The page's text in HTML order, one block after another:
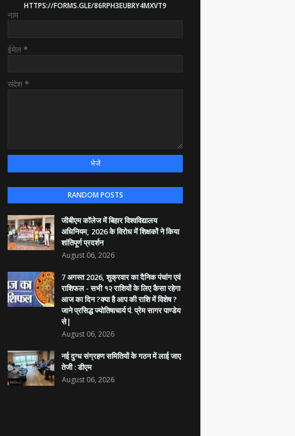
HTTPS://FORMS.GLE/86RPH3EUBRY4MXVT9
नाम
ईमेल *
संदेश *
RANDOM POSTS
जीबीएम कॉलेज में बिहार विश्वविद्यालय
अधिनियम, 2026 के विरोध में शिक्षकों ने किया
शांतिपूर्ण प्रदर्शन
August 06, 2026
7 अगस्त 2026, शुक्रवार का दैनिक पंचांग एवं
राशिफल - सभी १२ राशियों के लिए कैसा रहेगा
आज का दिन ?क्या है आप की राशि में विशेष ?
जाने प्रसिद्ध ज्योतिषाचार्य पं. प्रेम सागर पाण्डेय
से|
August 06, 2026
नई दुग्ध संग्रहण समितियों के गठन में लाई जाए
तेजी : डीएम
August 06, 2026